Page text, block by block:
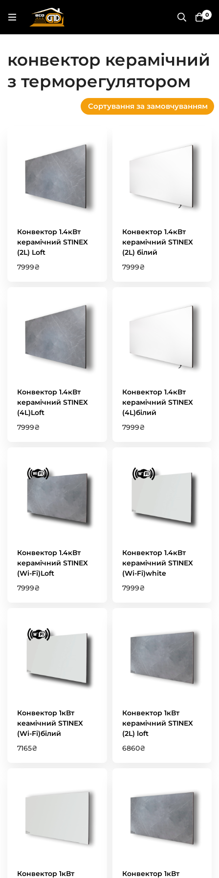
0
конвектор керамічний
з терморегулятором
Сортування за замовчуванням
Конвектор 1.4кВт
керамічний STINEX
(2L) Loft
7999₴
Конвектор 1.4кВт
керамічний STINEX
(2L) білий
7999₴
Конвектор 1.4кВт
керамічний STINEX
(4L)Loft
7999₴
Конвектор 1.4кВт
керамічний STINEX
(4L)білий
7999₴
Конвектор 1.4кВт
керамічний STINEX
(Wi-Fi)Loft
7999₴
Конвектор 1.4кВт
керамічний STINEX
(Wi-Fi)white
7999₴
Конвектор 1кВт
кеамічний STINEX
(Wi-Fi)білий
7165₴
Конвектор 1кВт
керамічний STINEX
(2L) loft
6860₴
Конвектор 1кВт Конвектор 1кВт